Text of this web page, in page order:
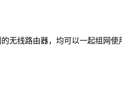
无线路由器，均可以一起组网